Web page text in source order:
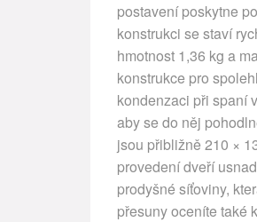
postavení poskytne
konstrukci se staví
hmotnost 1,36 kg a
konstrukce pro
kondenzaci při spaní
aby se do něj
jsou přibližně 210 ×
provedení dveří
prodyšné síťoviny,
přesuny oceníte také